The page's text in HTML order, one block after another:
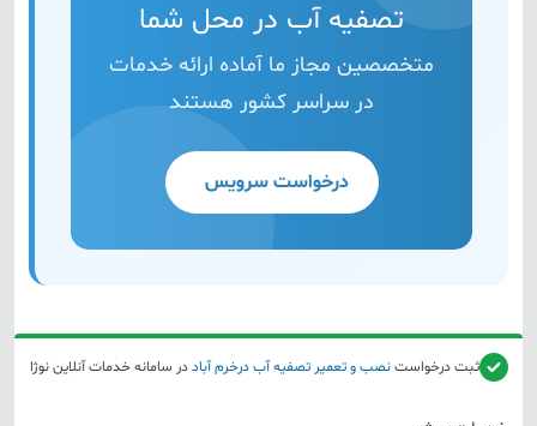
تصفیه آب در محل شما
متخصصین مجاز ما آماده ارائه خدمات
در سراسر کشور هستند
درخواست سرویس
ثبت درخواستنصب و تعمیر تصفیه آبدرخرم آباددر سامانه خدمات آنلاین نوژا